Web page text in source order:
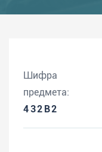
Шифра
предмета:
432B2